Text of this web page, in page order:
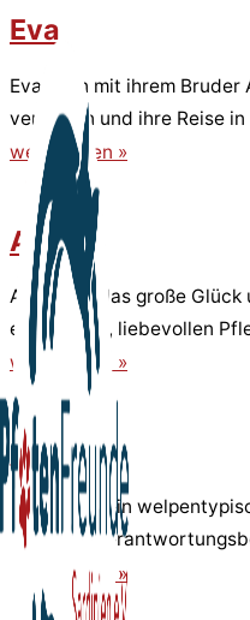
Eva
Eva kann mit ihrem Bruder
verlassen und ihre Reise
weiterlesen »
Adam
Adam hat das große
einer tollen, liebevollen
weiterlesen »
Giorgio
Giorgio ist ein
sucht ein
weiterlesen »